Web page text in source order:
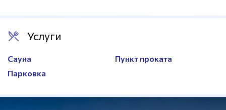
Услуги
Сауна
Пункт проката
Парковка